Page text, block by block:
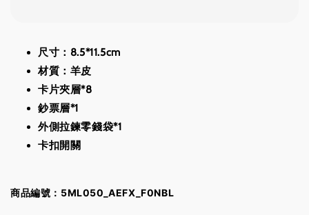
尺寸：8.5*11.5cm
材質：羊皮
卡片夾層*8
鈔票層*1
外側拉鍊零錢袋*1
卡扣開關
商品編號：5ML050_AEFX_F0NBL